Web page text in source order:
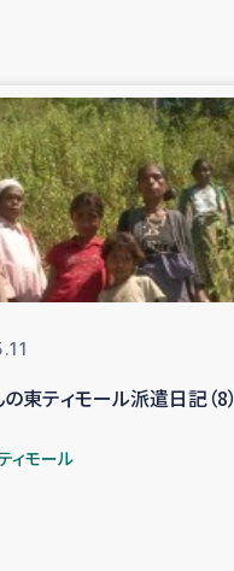
被災者支援
業
緊急支援
支援
東ティモール派遣日記（8）
ィモール